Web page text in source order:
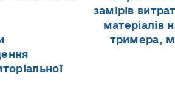
замірів
матеріалів
тримера,